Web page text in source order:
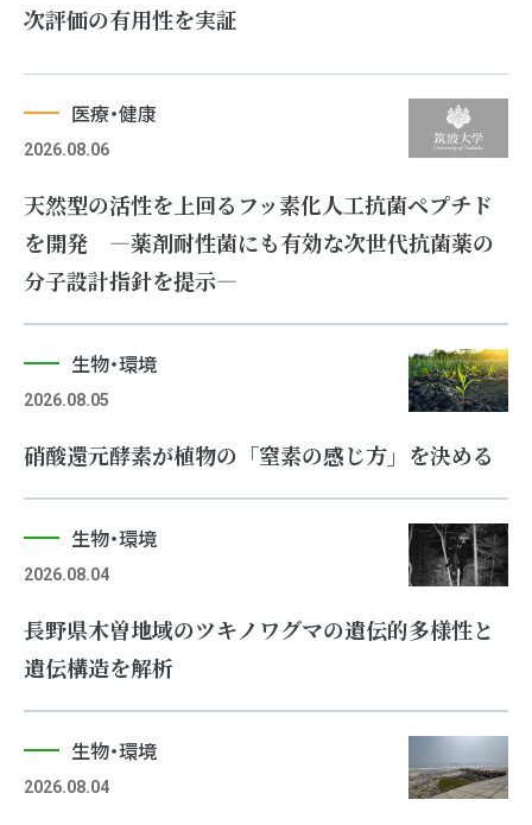
次評価の有用性を実証
医療・健康
2026.08.06
天然型の活性を上回るフッ素化人工抗菌ペプチド
を開発 ―薬剤耐性菌にも有効な次世代抗菌薬の
分子設計指針を提示―
生物・環境
2026.08.05
硝酸還元酵素が植物の「窒素の感じ方」を決める
生物・環境
2026.08.04
長野県木曽地域のツキノワグマの遺伝的多様性と
遺伝構造を解析
生物・環境
2026.08.04